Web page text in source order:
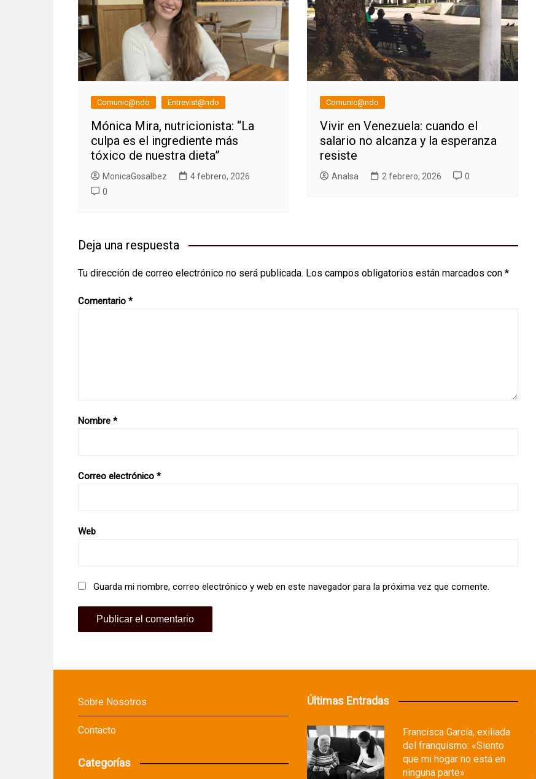
Comunic@ndo Entrevist@ndo
Mónica Mira, nutricionista: “La
culpa es el ingrediente más
tóxico de nuestra dieta”
MonicaGosalbez
4 febrero, 2026
0
Comunic@ndo
Vivir en Venezuela: cuando el
salario no alcanza y la esperanza
resiste
AnaIsa 2 febrero, 2026 0
Deja una respuesta
Tu dirección de correo electrónico no será publicada. Los campos obligatorios están marcados con *
Comentario *
Nombre *
Correo electrónico *
Web
Guarda mi nombre, correo electrónico y web en este navegador para la próxima vez que comente.
Sobre Nosotros
Contacto
Categorías
Últimas Entradas
Francisca García, exiliada
del franquismo: «Siento
que mi hogar no está en
ninguna parte»